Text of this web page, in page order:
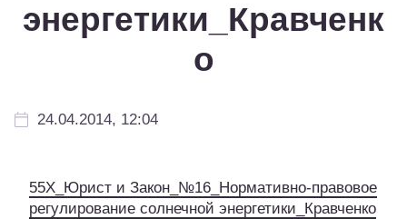
энергетики_Кравченк
о
24.04.2014, 12:04
55Х_Юрист и Закон_№16_Нормативно-правовое
регулирование солнечной энергетики_Кравченко